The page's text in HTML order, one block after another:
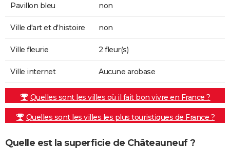
Pavillon bleu non
Ville d'art et d'histoire non
Ville fleurie 2 fleur(s)
Ville internet Aucune arobase
Quelles sont les villes où il fait bon vivre en France ?
Quelles sont les villes les plus touristiques de France ?
Quelle est la superficie de Châteauneuf ?